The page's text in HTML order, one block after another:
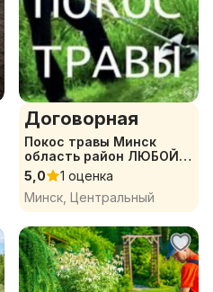
Договорная
Покос травы Минск
область район ЛЮБОЙ
СЛОЖНОСТИ
5,0
1 оценка
Минск, Центральный